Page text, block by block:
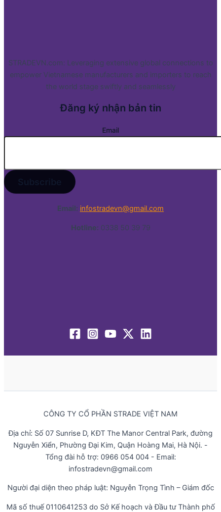
STRADEVN.com: Leveraging extensive global connections to
empower Vietnamese manufacturers and importers to reach
the world stage swiftly and seamlessly
Đăng ký nhận bản tin
Email
Email: infostradevn@gmail.com
Hotline: 0338 50 39 79
CÔNG TY CỔ PHẦN STRADE VIỆT NAM
Địa chỉ: Số 07 Sunrise D, KĐT The Manor Central Park, đường
Nguyễn Xiển, Phường Đại Kim, Quận Hoàng Mai, Hà Nội. -
Tổng đài hỗ trợ: 0966 054 004 - Email:
infostradevn@gmail.com
Người đại diện theo pháp luật: Nguyễn Trọng Tình – Giám đốc
Mã số thuế 0110641253 do Sở Kế hoạch và Đầu tư Thành phố